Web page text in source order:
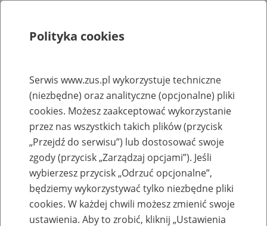
Rejestry, ewidencje i archiwa
Baza zlikwidowanych lub
przekształconych zakładów pracy
Nazwa zakładu pracy:
Polityka cookies
Serwis www.zus.pl wykorzystuje techniczne
(niezbędne) oraz analityczne (opcjonalne) pliki
cookies. Możesz zaakceptować wykorzystanie
przez nas wszystkich takich plików (przycisk
„Przejdź do serwisu”) lub dostosować swoje
zgody (przycisk „Zarządzaj opcjami”). Jeśli
wybierzesz przycisk „Odrzuć opcjonalne”,
będziemy wykorzystywać tylko niezbędne pliki
cookies. W każdej chwili możesz zmienić swoje
ustawienia. Aby to zrobić, kliknij „Ustawienia